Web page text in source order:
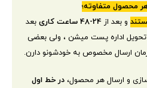
محصول متفاوته؛
و بعد از 24-48 ساعت کاری
بعد
اداره پست میشن ، ولی بعضی
ارسال مخصوص به خودشونو دارن.
و ارسال هر محصول،در خط اول